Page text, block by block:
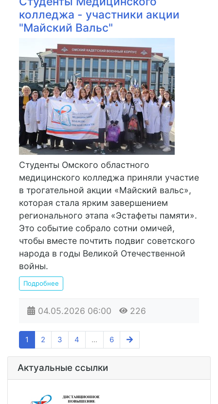
колледжа - участники акции
"Майский Вальс"
Студенты Омского областного
медицинского колледжа приняли участие
в трогательной акции «Майский вальс»,
которая стала ярким завершением
регионального этапа «Эстафеты памяти».
Это событие собрало сотни омичей,
чтобы вместе почтить подвиг советского
народа в годы Великой Отечественной
войны.
Подробнее
04.05.2026 06:00 226
1 2 3 4 ... 6
Актуальные ссылки